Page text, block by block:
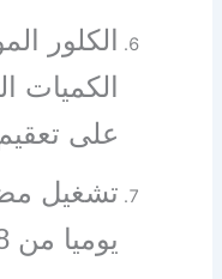
الكلور
الكميات
على
تشغيل
يوميا من 8 إلى 10 ساعات.